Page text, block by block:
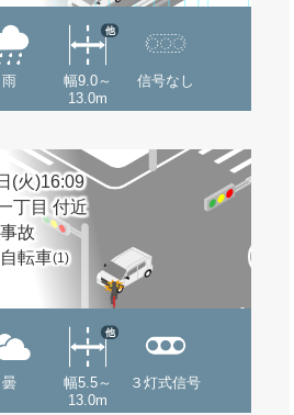
雨
幅9.0～
13.0m
他
信号なし
(火)16:09
丁目 付近
故
自転車(1)
曇
幅5.5～
13.0m
他
３灯式信号